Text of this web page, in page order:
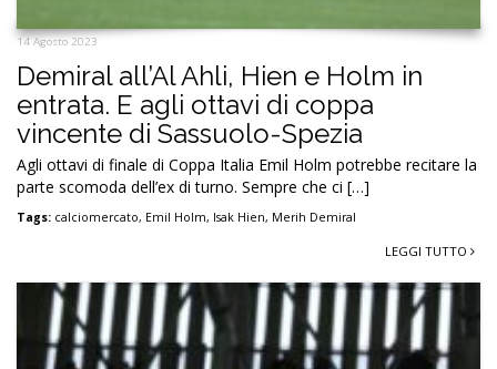
14 Agosto 2023
Demiral all’Al Ahli, Hien e Holm in
entrata. E agli ottavi di coppa
vincente di Sassuolo-Spezia
Agli ottavi di finale di Coppa Italia Emil Holm potrebbe recitare la
parte scomoda dell’ex di turno. Sempre che ci […]
Tags: calciomercato, Emil Holm, Isak Hien, Merih Demiral
LEGGI TUTTO